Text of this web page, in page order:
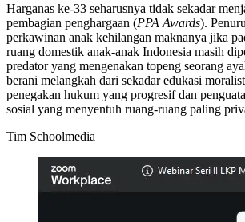
Harganas ke-33 seharusnya tidak sekadar
pembagian penghargaan (PPA Awards).
perkawinan anak kehilangan maknanya jika
ruang domestik anak-anak Indonesia masih
predator yang mengenakan topeng seorang
berani melangkah dari sekadar edukasi
penegakan hukum yang progresif dan
sosial yang menyentuh ruang-ruang paling
Tim Schoolmedia